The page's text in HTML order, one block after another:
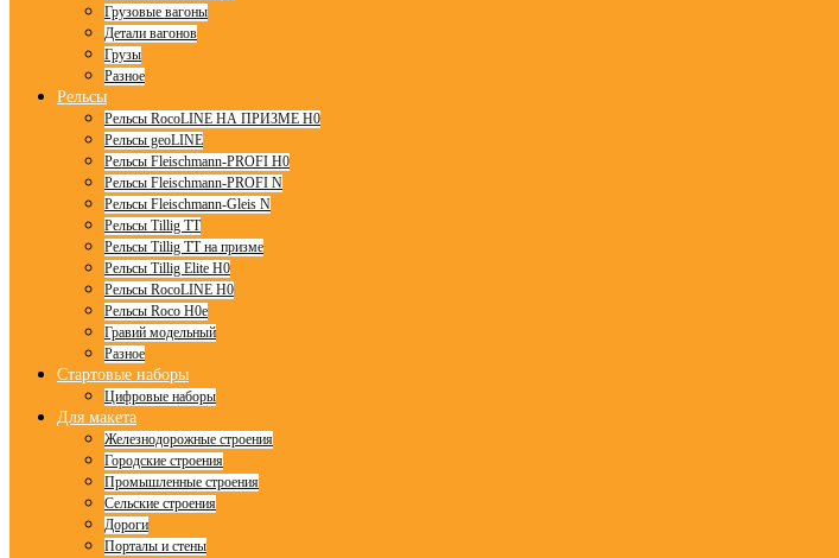
Грузовые вагоны
Детали вагонов
Грузы
Разное
Рельсы
Рельсы RocoLINE НА ПРИЗМЕ H0
Рельсы geoLINE
Рельсы Fleischmann-PROFI H0
Рельсы Fleischmann-PROFI N
Рельсы Fleischmann-Gleis N
Рельсы Tillig TT
Рельсы Tillig TT на призме
Рельсы Tillig Elite H0
Рельсы RocoLINE H0
Рельсы Roco H0e
Гравий модельный
Разное
Стартовые наборы
Цифровые наборы
Для макета
Железнодорожные строения
Городские строения
Промышленные строения
Сельские строения
Дороги
Порталы и стены